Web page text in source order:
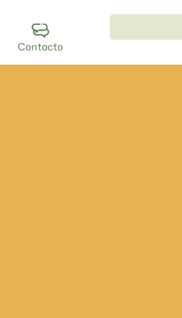
Contacto